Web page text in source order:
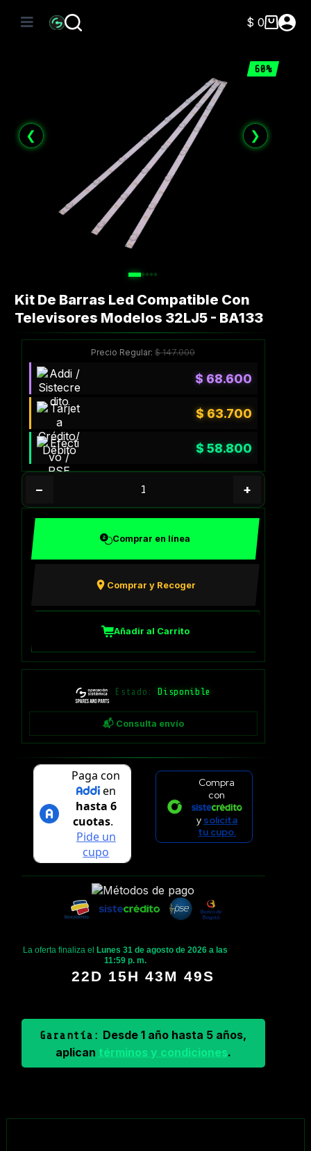
Carro
$ 0
60%
❮ ❯
Kit De Barras Led Compatible Con
Televisores Modelos 32LJ5 - BA133
Precio Regular:$147.000
$ 68.600
$ 63.700
$ 58.800
− +
Comprar en línea
Comprar y Recoger
Añadir al Carrito
Estado: Disponible
📬 Consulta envío
Compra
con
y solicita
tu cupo.
La oferta finaliza el
Lunes 31 de agosto de 2026 a las
11:59 p. m.
22D 15H 43M 48S
Garantía: Desde 1 año hasta 5 años,
aplican términos y condiciones.